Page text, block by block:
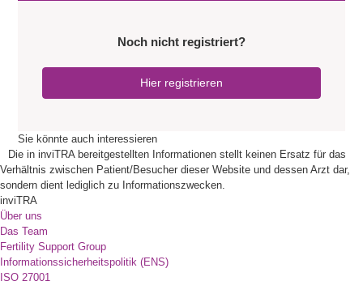
Noch nicht registriert?
Hier registrieren
Sie könnte auch interessieren
Die in inviTRA bereitgestellten Informationen stellt keinen Ersatz für das
Verhältnis zwischen Patient/Besucher dieser Website und dessen Arzt dar,
sondern dient lediglich zu Informationszwecken.
inviTRA
Über uns
Das Team
Fertility Support Group
Informationssicherheitspolitik (ENS)
ISO 27001